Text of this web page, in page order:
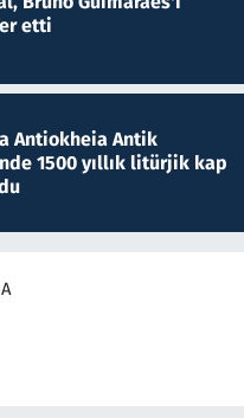
etti
Antiokheia Antik
1500 yıllık litürjik kap